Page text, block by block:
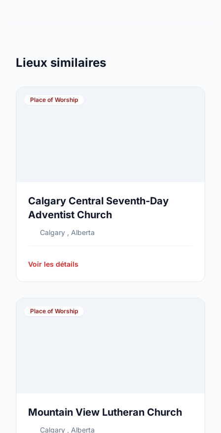
Lieux similaires
Place of Worship
Calgary Central Seventh-Day
Adventist Church
Calgary , Alberta
Voir les détails
Place of Worship
Mountain View Lutheran Church
Calgary , Alberta